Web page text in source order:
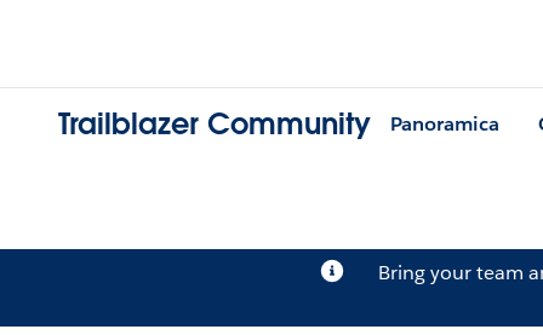
Trailblazer Community Panoramica
Bring your team